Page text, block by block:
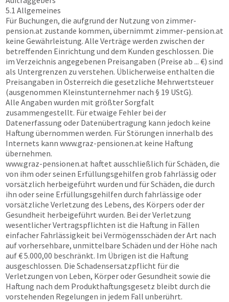
5.1 Allgemeines
Für Buchungen, die aufgrund der Nutzung von zimmer-
pension.at zustande kommen, übernimmt zimmer-pension.at
keine Gewährleistung. Alle Verträge werden zwischen der
betreffenden Einrichtung und dem Kunden geschlossen. Die
im Verzeichnis angegebenen Preisangaben (Preise ab ... €) sind
als Untergrenzen zu verstehen. Üblicherweise enthalten die
Preisangaben in Österreich die gesetzliche Mehrwertsteuer
(ausgenommen Kleinstunternehmer nach § 19 UStG).
Alle Angaben wurden mit größter Sorgfalt
zusammengestellt. Für etwaige Fehler bei der
Datenerfassung oder Datenübertragung kann jedoch keine
Haftung übernommen werden. Für Störungen innerhalb des
Internets kann www.graz-pensionen.at keine Haftung
übernehmen.
www.graz-pensionen.at haftet ausschließlich für Schäden, die
von ihm oder seinen Erfüllungsgehilfen grob fahrlässig oder
vorsätzlich herbeigeführt wurden und für Schäden, die durch
ihn oder seine Erfüllungsgehilfen durch fahrlässige oder
vorsätzliche Verletzung des Lebens, des Körpers oder der
Gesundheit herbeigeführt wurden. Bei der Verletzung
wesentlicher Vertragspflichten ist die Haftung in Fällen
einfacher Fahrlässigkeit bei Vermögensschäden der Art nach
auf vorhersehbare, unmittelbare Schäden und der Höhe nach
auf € 5.000,00 beschränkt. Im Übrigen ist die Haftung
ausgeschlossen. Die Schadensersatzpflicht für die
Verletzungen von Leben, Körper oder Gesundheit sowie die
Haftung nach dem Produkthaftungsgesetz bleibt durch die
vorstehenden Regelungen in jedem Fall unberührt.